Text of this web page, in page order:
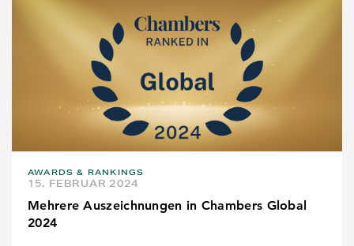
AWARDS & RANKINGS
15. FEBRUAR 2024
Mehrere Auszeichnungen in Chambers Global
2024